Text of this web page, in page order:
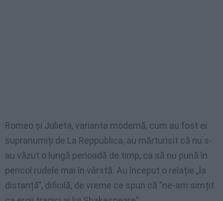
Romeo și Julieta, varianta modernă, cum au fost ei
supranumiți de La Reppublica, au mărturisit că nu s-
au văzut o lungă perioadă de timp, ca să nu pună în
pericol rudele mai în vârstă. Au început o relație „la
distanță”, dificilă, de vreme ce spun că ”ne-am simțit